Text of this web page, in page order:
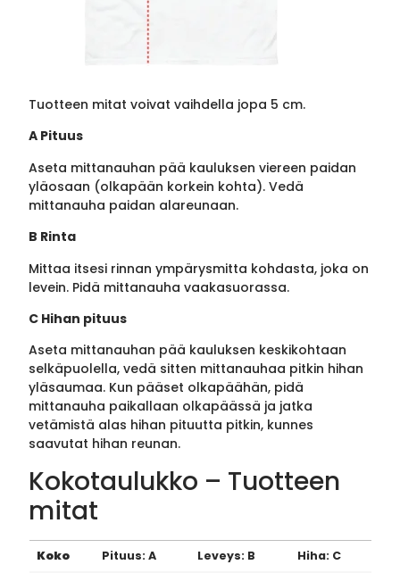
Tuotteen mitat voivat vaihdella jopa 5 cm.
A Pituus
Aseta mittanauhan pää kauluksen viereen paidan
yläosaan (olkapään korkein kohta). Vedä
mittanauha paidan alareunaan.
B Rinta
Mittaa itsesi rinnan ympärysmitta kohdasta, joka on
levein. Pidä mittanauha vaakasuorassa.
C Hihan pituus
Aseta mittanauhan pää kauluksen keskikohtaan
selkäpuolella, vedä sitten mittanauhaa pitkin hihan
yläsaumaa. Kun pääset olkapäähän, pidä
mittanauha paikallaan olkapäässä ja jatka
vetämistä alas hihan pituutta pitkin, kunnes
saavutat hihan reunan.
Kokotaulukko – Tuotteen
mitat
Koko Pituus: A Leveys: B Hiha: C